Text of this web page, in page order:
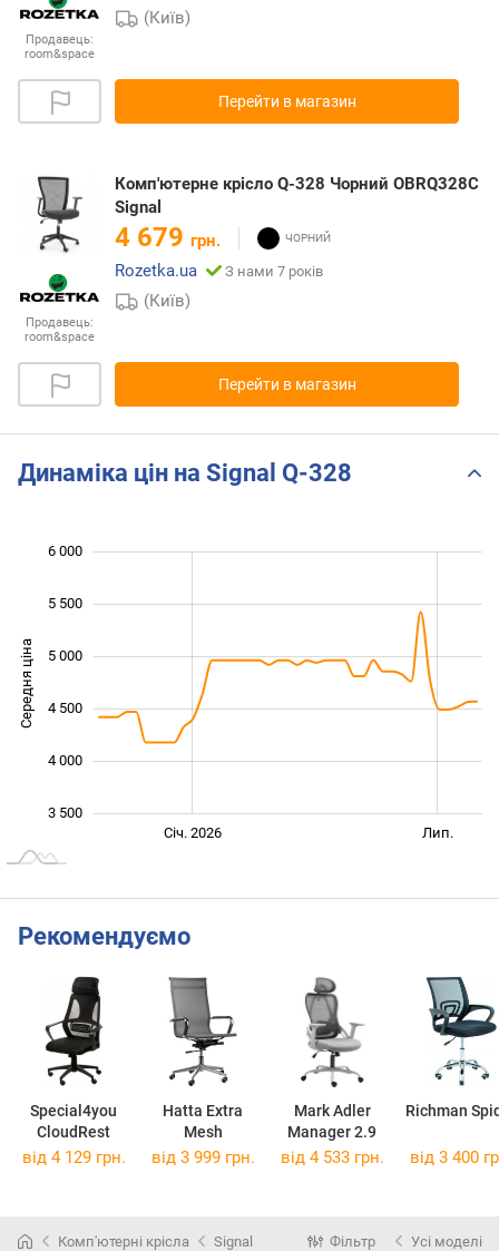
Продавець:
room&space
(Київ)
Перейти в магазин
Продавець:
room&space
Комп'ютерне крісло Q-328 Чорний OBRQ328C
Signal
4 679 грн.
Rozetka.ua
З нами 7 років
(Київ)
Перейти в магазин
Динаміка цін на Signal Q-328
Середня ціна
3 500
4 000
4 500
5 000
5 500
6 000
Січ. 2026 Лип.
Рекомендуємо
Special4you
CloudRest
Hatta Extra
Mesh
Mark Adler
Manager 2.9
Richman
від 4 129 грн. від 3 999 грн. від 4 533 грн. від 3 400
Комп'ютерні крісла Signal Фільтр Усі моделі